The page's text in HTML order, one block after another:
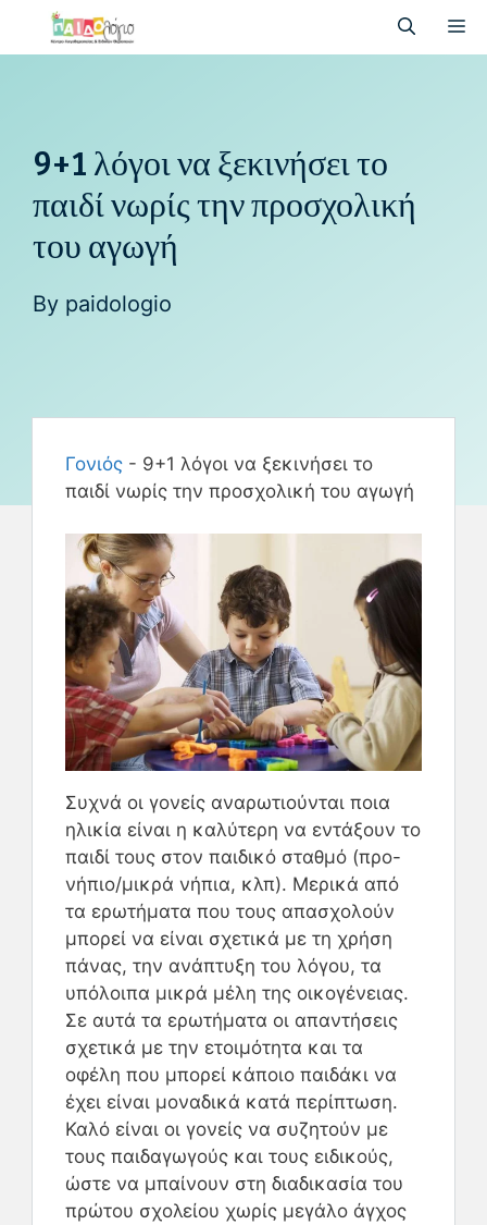
9+1 λόγοι να ξεκινήσει το
παιδί νωρίς την προσχολική
του αγωγή
By paidologio
Γονιός - 9+1 λόγοι να ξεκινήσει το
παιδί νωρίς την προσχολική του αγωγή
Συχνά οι γονείς αναρωτιούνται ποια
ηλικία είναι η καλύτερη να εντάξουν το
παιδί τους στον παιδικό σταθμό (προ-
νήπιο/μικρά νήπια, κλπ). Μερικά από
τα ερωτήματα που τους απασχολούν
μπορεί να είναι σχετικά με τη χρήση
πάνας, την ανάπτυξη του λόγου, τα
υπόλοιπα μικρά μέλη της οικογένειας.
Σε αυτά τα ερωτήματα οι απαντήσεις
σχετικά με την ετοιμότητα και τα
οφέλη που μπορεί κάποιο παιδάκι να
έχει είναι μοναδικά κατά περίπτωση.
Καλό είναι οι γονείς να συζητούν με
τους παιδαγωγούς και τους ειδικούς,
ώστε να μπαίνουν στη διαδικασία του
πρώτου σχολείου χωρίς μεγάλο άγχος